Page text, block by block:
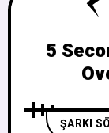
5
ŞARKI